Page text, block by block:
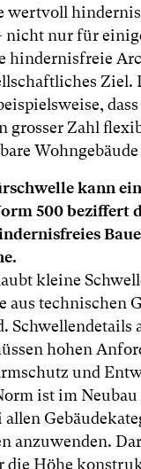
wertvoll
nicht nur für
hindernisfreie
Ziel.
grosser Zahl
kann
500 beziffert
kleine
aus technischen
Schwellendetails
hohen
und
ist im
allen
anzuwenden.
die Höhe